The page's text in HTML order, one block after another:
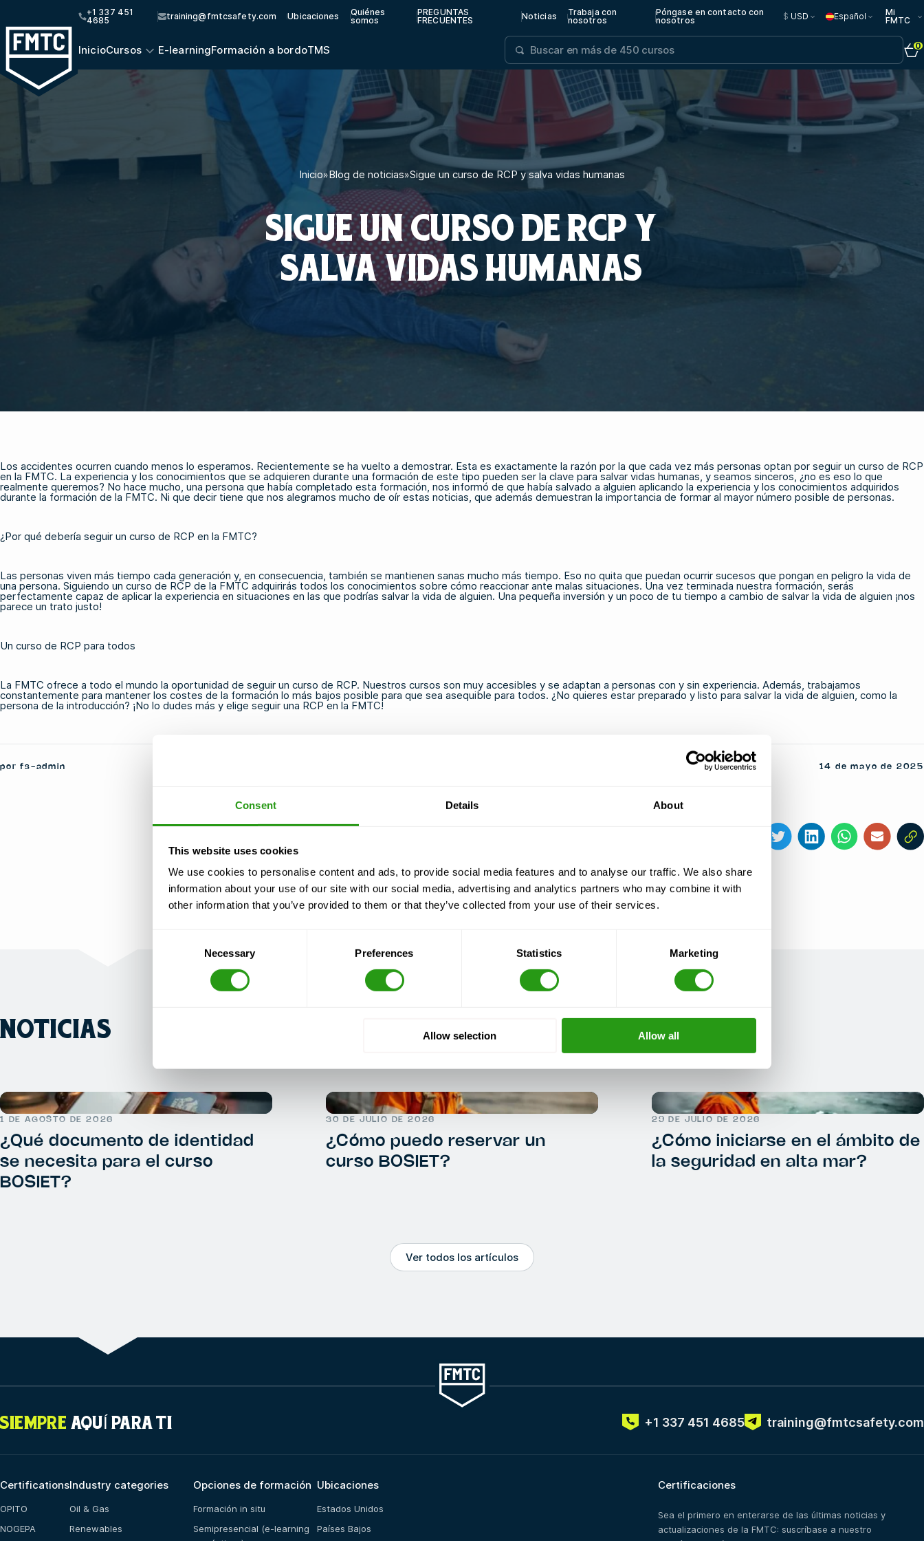
Consent Details About
This website uses cookies
We use cookies to personalise content and ads, to provide social media features and to analyse our traffic. We also share
information about your use of our site with our social media, advertising and analytics partners who may combine it with
other information that you’ve provided to them or that they’ve collected from your use of their services.
Necessary Preferences Statistics Marketing
Allow selection Allow all
+1 337 451
4685
training@fmtcsafety.com Ubicaciones
Quiénes
somos
PREGUNTAS
FRECUENTES
Noticias
Trabaja con
nosotros
Póngase en contacto con
nosotros
$ USD Español
Mi
FMTC
InicioCursos E-learningFormación a bordoTMS 0
Inicio»Blog de noticias»Sigue un curso de RCP y salva vidas humanas
SIGUE UN CURSO DE RCP Y
SALVA VIDAS HUMANAS
Los accidentes ocurren cuando menos lo esperamos. Recientemente se ha vuelto a demostrar. Esta es exactamente la razón por la que cada vez más personas optan por seguir un curso de RCP
en la FMTC. La experiencia y los conocimientos que se adquieren durante una formación de este tipo pueden ser la clave para salvar vidas humanas, y seamos sinceros, ¿no es eso lo que
realmente queremos? No hace mucho, una persona que había completado esta formación, nos informó de que había salvado a alguien aplicando la experiencia y los conocimientos adquiridos
durante la formación de la FMTC. Ni que decir tiene que nos alegramos mucho de oír estas noticias, que además demuestran la importancia de formar al mayor número posible de personas.
¿Por qué debería seguir un curso de RCP en la FMTC?
Las personas viven más tiempo cada generación y, en consecuencia, también se mantienen sanas mucho más tiempo. Eso no quita que puedan ocurrir sucesos que pongan en peligro la vida de
una persona. Siguiendo un curso de RCP de la FMTC adquirirás todos los conocimientos sobre cómo reaccionar ante malas situaciones. Una vez terminada nuestra formación, serás
perfectamente capaz de aplicar la experiencia en situaciones en las que podrías salvar la vida de alguien. Una pequeña inversión y un poco de tu tiempo a cambio de salvar la vida de alguien ¡nos
parece un trato justo!
Un curso de RCP para todos
La FMTC ofrece a todo el mundo la oportunidad de seguir un curso de RCP. Nuestros cursos son muy accesibles y se adaptan a personas con y sin experiencia. Además, trabajamos
constantemente para mantener los costes de la formación lo más bajos posible para que sea asequible para todos. ¿No quieres estar preparado y listo para salvar la vida de alguien, como la
persona de la introducción? ¡No lo dudes más y elige seguir una RCP en la FMTC!
por fs-admin 14 de mayo de 2025
NOTICIAS
1 DE AGOSTO DE 2026
¿Qué documento de identidad
se necesita para el curso
BOSIET?
30 DE JULIO DE 2026
¿Cómo puedo reservar un
curso BOSIET?
29 DE JULIO DE 2026
¿Cómo iniciarse en el ámbito de
la seguridad en alta mar?
Ver todos los artículos
SIEMPRE AQUÍ PARA TI +1 337 451 4685 training@fmtcsafety.com
Certifications
OPITO
NOGEPA
Industry categories
Oil & Gas
Renewables
Opciones de formación
Formación in situ
Semipresencial (e-learning
Ubicaciones
Estados Unidos
Países Bajos
Certificaciones
Sea el primero en enterarse de las últimas noticias y
actualizaciones de la FMTC: suscríbase a nuestro